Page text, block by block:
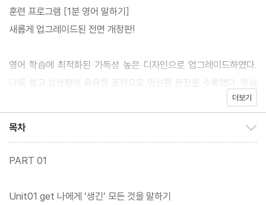
훈련 프로그램 [1분 영어 말하기]
새롭게 업그레이드된 전면 개정판!
영어 학습에 최적화된 가독성 높은 디자인으로 업그레이드하였다.
더욱 쉽고 실생활에 유용한 표현으로 엄선한 문장을 수록했다. 학습
자들의 니즈를 반영하여 새롭게 준비한 저자 강의를 제공한다. 짧은
어민 MP3 무료 다운로드를 제공(www.nexusbook.com)한다.
더보기
목차
PART 01
Unit01 get 나에게 ‘생긴’ 모든 것을 말하기